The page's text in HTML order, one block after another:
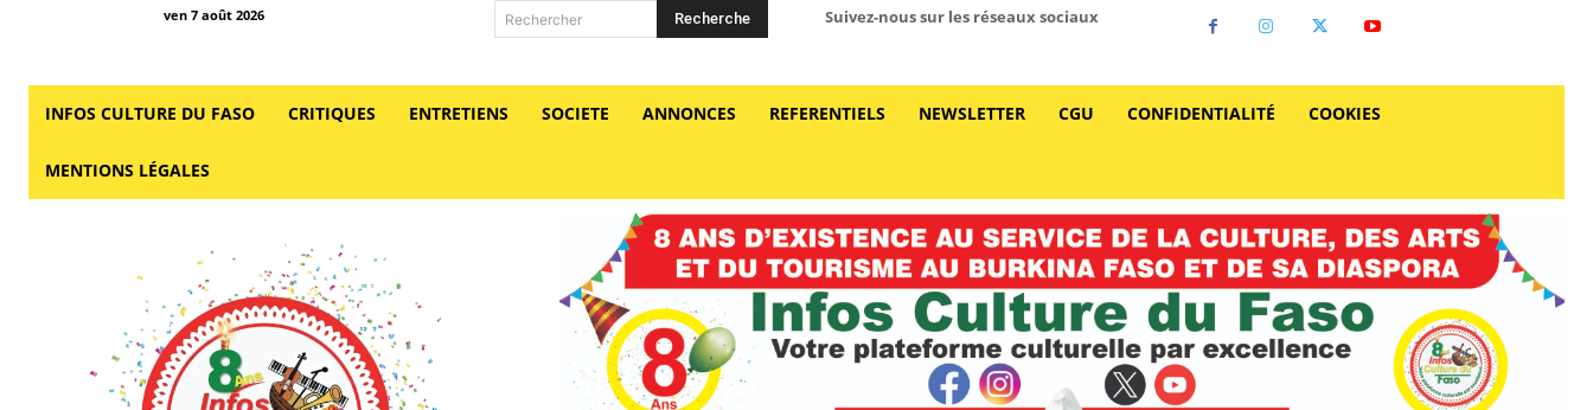
ven 7 août 2026 Rechercher Recherche Suivez-nous sur les réseaux sociaux
INFOS CULTURE DU FASO CRITIQUES ENTRETIENS SOCIETE ANNONCES REFERENTIELS NEWSLETTER CGU CONFIDENTIALITÉ COOKIES
MENTIONS LÉGALES